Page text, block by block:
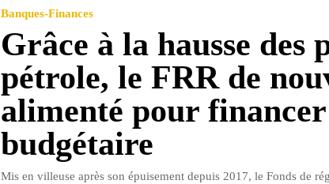
Banques-Finances
Grâce à la hausse des
pétrole, le FRR de
alimenté pour
budgétaire
Mis en villeuse après son épuisement depuis 2017, le Fonds de